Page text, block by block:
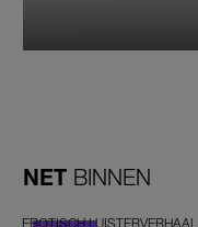
NET BINNEN
EROTISCH LUISTERVERHAAL